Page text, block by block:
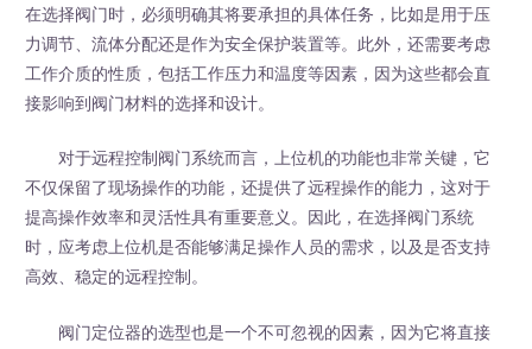
在选择阀门时，必须明确其将要承担的具体任务，比如是用于压
力调节、流体分配还是作为安全保护装置等。此外，还需要考虑
工作介质的性质，包括工作压力和温度等因素，因为这些都会直
接影响到阀门材料的选择和设计。
对于远程控制阀门系统而言，上位机的功能也非常关键，它
不仅保留了现场操作的功能，还提供了远程操作的能力，这对于
提高操作效率和灵活性具有重要意义。因此，在选择阀门系统
时，应考虑上位机是否能够满足操作人员的需求，以及是否支持
高效、稳定的远程控制。
阀门定位器的选型也是一个不可忽视的因素，因为它将直接